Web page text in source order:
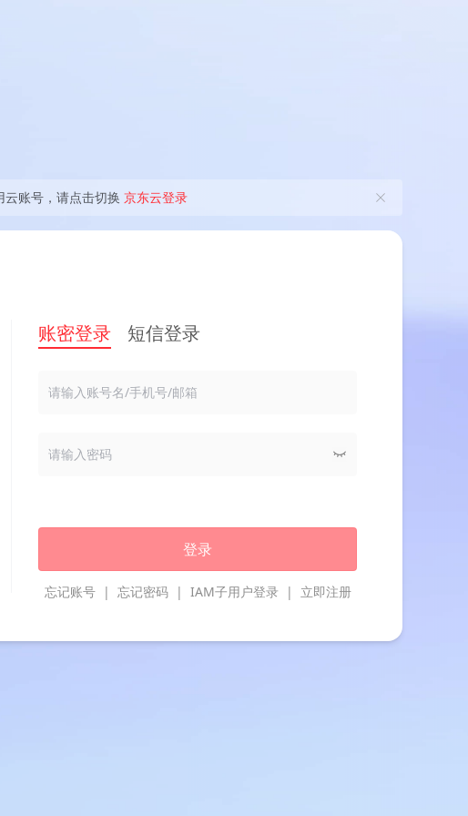
账号，请点击切换 京东云登录
账密登录 短信登录
登录
忘记账号 | 忘记密码 | IAM子用户登录 | 立即注册